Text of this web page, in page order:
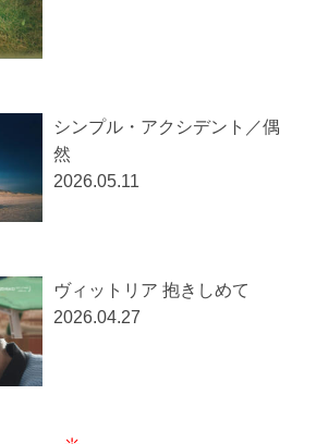
シンプル・アクシデント／偶
然
2026.05.11
ヴィットリア 抱きしめて
2026.04.27